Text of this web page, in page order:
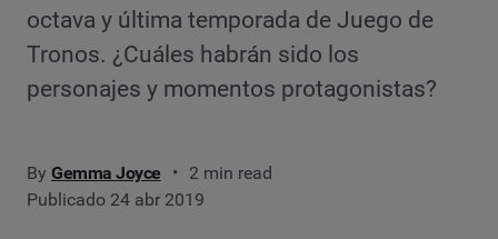
octava y última temporada de Juego de
Tronos. ¿Cuáles habrán sido los
personajes y momentos protagonistas?
By Gemma Joyce
2 min read
Publicado 24 abr 2019